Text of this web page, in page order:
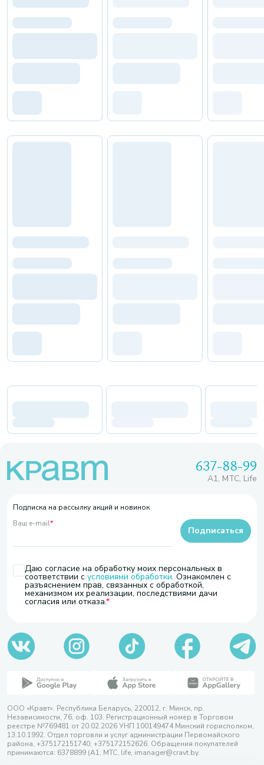
637-88-99
A1, МТС, Life
Подписка на рассылку акций и новинок
Ваш e-mail*
Даю согласие на обработку моих персональных в
соответствии с условиями обработки. Ознакомлен с
разъяснением прав, связанных с обработкой,
механизмом их реализации, последствиями дачи
согласия или отказа.
Подписаться
ООО «Кравт». Республика Беларусь, 220012, г. Минск, пр.
Независимости, 76, оф. 103. Регистрационный номер в Торговом
реестре №769481 от 20.02.2026 УНП 100149474 Минский горисполком,
13.10.1992. Отдел торговли и услуг администрации Первомайского
района, +375172151740; +375172152626. Обращения покупателей
принимаются: 6378899 (А1, МТС, life, imanager@cravt.by.